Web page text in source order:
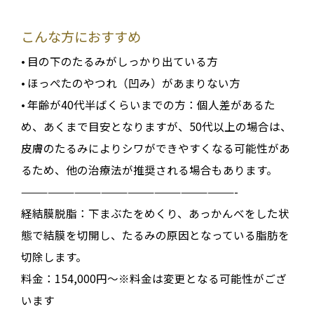
こんな方におすすめ
• 目の下のたるみがしっかり出ている方
• ほっぺたのやつれ（凹み）があまりない方
• 年齢が40代半ばくらいまでの方：個人差があるた
め、あくまで目安となりますが、50代以上の場合は、
皮膚のたるみによりシワができやすくなる可能性があ
るため、他の治療法が推奨される場合もあります。
————————————————————————-
経結膜脱脂：下まぶたをめくり、あっかんべをした状
態で結膜を切開し、たるみの原因となっている脂肪を
切除します。
料金：154,000円～※料金は変更となる可能性がござ
います